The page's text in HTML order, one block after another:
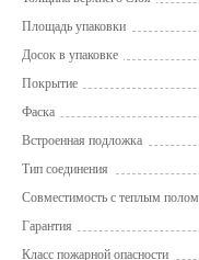
Площадь упаковки
Досок в упаковке
Покрытие
Фаска
Встроенная подложка
Тип соединения
Совместимость с теплым полом
Гарантия
Класс пожарной опасности